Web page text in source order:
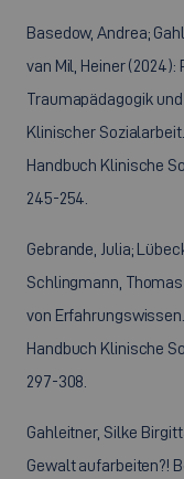
Basedow, Andrea;
van Mil, Heiner
Traumapädagogik
Klinischer
Handbuch Klinische
245-254.
Gebrande, Julia;
Schlingmann, Thomas
von
Handbuch Klinische
297-308.
Gahleitner, Silke
Gewalt aufarbeiten?!